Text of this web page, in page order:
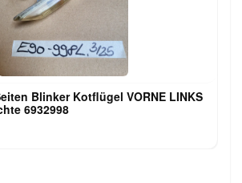
Blinker Kotflügel VORNE LINKS
6932998